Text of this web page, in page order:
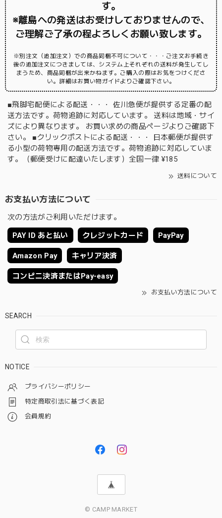
す。
※離島への発送はお受けしておりませんので、
ご理解ご了承の程よろしくお願い致します。
※別注文（追加注文）での商品同梱不可について・・・ご注文お手続き
後の追加注文につきましては、システム上それぞれの送料が発生してし
まうため、商品同梱が出来かねます。ご購入の際はお気をつけくださ
い。詳細はお買い物ガイドよりご確認下さい。
■飛脚宅配便による配送・・・ 佐川急便が提供する定番の配
送方法です。荷物追跡に対応しています。 送料は地域・サイ
ズにより異なります。 お買い求めの商品ページよりご確認下
さい。 ■クリックポストによる配送・・・ 日本郵便が提供す
る小型の荷物専用の配送方法です。荷物追跡に対応していま
す。（郵便受けに配達いたします）全国一律 ¥185
送料について
お支払い方法について
次の方法がご利用いただけます。
PAY ID あと払い クレジットカード PayPay
Amazon Pay キャリア決済
コンビニ決済またはPay-easy
お支払い方法について
SEARCH
NOTICE
プライバシーポリシー
特定商取引法に基づく表記
会員規約
© CAMP MARKET